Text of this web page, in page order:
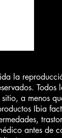
Paquete
Raiz de
Bolsa
libre de
la
Todos
a menos
Ibia
antes de